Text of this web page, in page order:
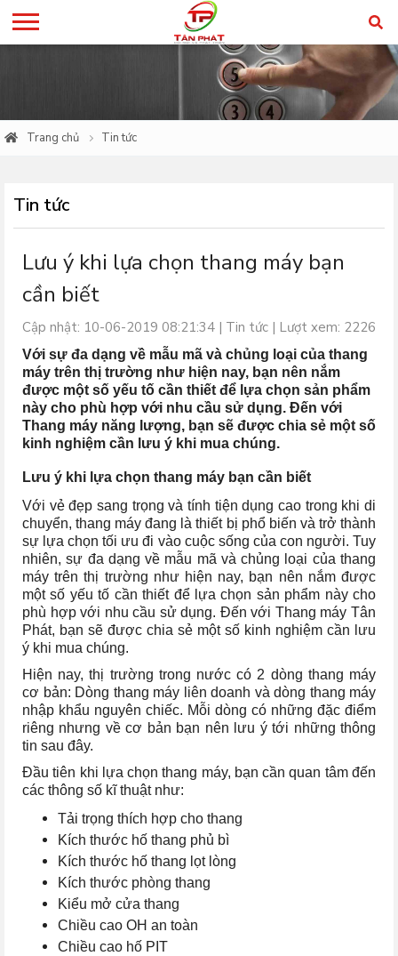
Trang chủ Tin tức
Tin tức
Lưu ý khi lựa chọn thang máy bạn
cần biết
Cập nhật: 10-06-2019 08:21:34 | Tin tức | Lượt xem: 2226
Với sự đa dạng về mẫu mã và chủng loại của thang
máy trên thị trường như hiện nay, bạn nên nắm
được một số yếu tố cần thiết để lựa chọn sản phẩm
này cho phù hợp với nhu cầu sử dụng. Đến với
Thang máy năng lượng, bạn sẽ được chia sẻ một số
kinh nghiệm cần lưu ý khi mua chúng.
Lưu ý khi lựa chọn thang máy bạn cần biết
Với vẻ đẹp sang trọng và tính tiện dụng cao trong khi di
chuyển, thang máy đang là thiết bị phổ biến và trở thành
sự lựa chọn tối ưu đi vào cuộc sống của con người. Tuy
nhiên, sự đa dạng về mẫu mã và chủng loại của thang
máy trên thị trường như hiện nay, bạn nên nắm được
một số yếu tố cần thiết để lựa chọn sản phẩm này cho
phù hợp với nhu cầu sử dụng. Đến với Thang máy Tân
Phát, bạn sẽ được chia sẻ một số kinh nghiệm cần lưu
ý khi mua chúng.
Hiện nay, thị trường trong nước có 2 dòng thang máy
cơ bản: Dòng thang máy liên doanh và dòng thang máy
nhập khẩu nguyên chiếc. Mỗi dòng có những đặc điểm
riêng nhưng về cơ bản bạn nên lưu ý tới những thông
tin sau đây.
Đầu tiên khi lựa chọn thang máy, bạn cần quan tâm đến
các thông số kĩ thuật như:
Tải trọng thích hợp cho thang
Kích thước hố thang phủ bì
Kích thước hố thang lọt lòng
Kích thước phòng thang
Kiểu mở cửa thang
Chiều cao OH an toàn
Chiều cao hố PIT